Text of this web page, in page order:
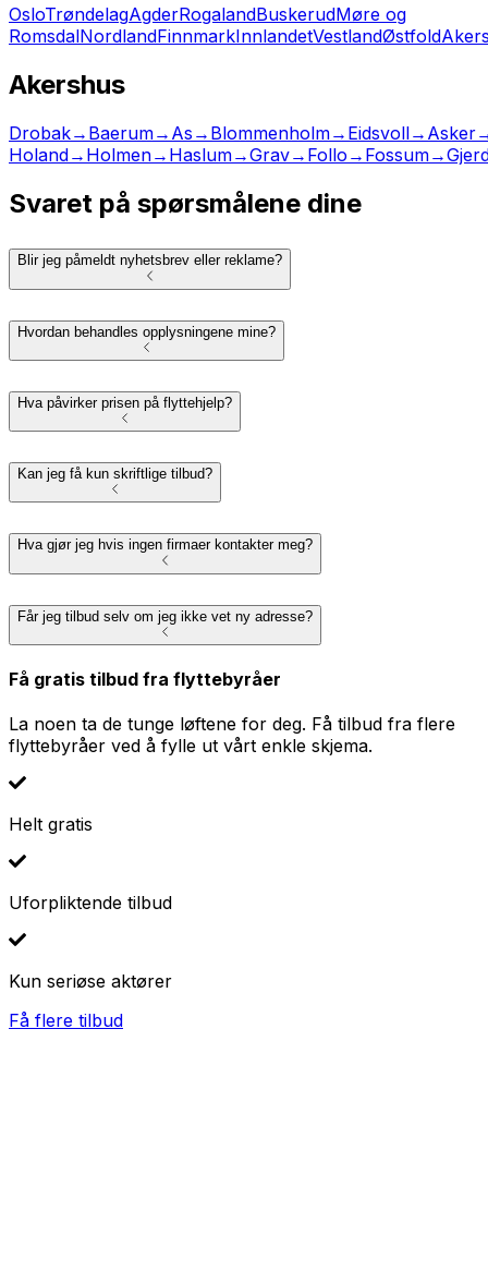
OsloTrøndelagAgderRogalandBuskerudMøre og
RomsdalNordlandFinnmarkInnlandetVestlandØstfold
Akershus
Drobak→ Baerum→ As → Blommenholm→ Eidsvoll→ Asker
Holand→ Holmen→ Haslum→Grav→ Follo → Fossum→
Svaret på spørsmålene dine
Blir jeg påmeldt nyhetsbrev eller reklame?
Hvordan behandles opplysningene mine?
Hva påvirker prisen på flyttehjelp?
Kan jeg få kun skriftlige tilbud?
Hva gjør jeg hvis ingen firmaer kontakter meg?
Får jeg tilbud selv om jeg ikke vet ny adresse?
Få gratis tilbud fra flyttebyråer
La noen ta de tunge løftene for deg. Få tilbud fra flere
flyttebyråer ved å fylle ut vårt enkle skjema.
Helt gratis
Uforpliktende tilbud
Kun seriøse aktører
Få flere tilbud